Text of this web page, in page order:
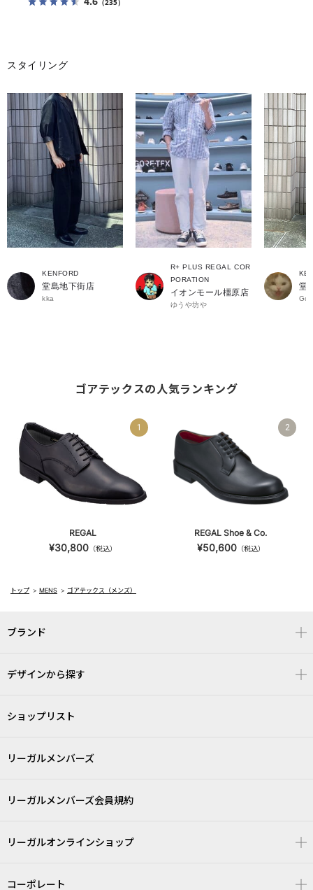
スタイリング
KENFORD
堂島地下街店
kka
R+ PLUS REGAL COR
PORATION
イオンモール橿原店
ゆうや坊や
堂
ゴアテックスの人気ランキング
1
REGAL
¥30,800（税込）
2
REGAL Shoe & Co.
¥50,600（税込）
トップ > MENS > ゴアテックス（メンズ）
ブランド
デザインから探す
ショップリスト
リーガルメンバーズ
リーガルメンバーズ会員規約
リーガルオンラインショップ
コーポレート